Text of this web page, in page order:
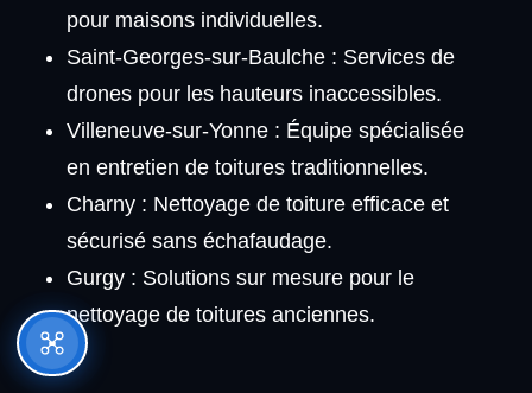
pour maisons individuelles.
Saint-Georges-sur-Baulche : Services de
drones pour les hauteurs inaccessibles.
Villeneuve-sur-Yonne : Équipe spécialisée
en entretien de toitures traditionnelles.
Charny : Nettoyage de toiture efficace et
sécurisé sans échafaudage.
Gurgy : Solutions sur mesure pour le
nettoyage de toitures anciennes.